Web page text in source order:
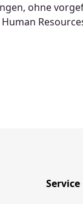
ohne
Service